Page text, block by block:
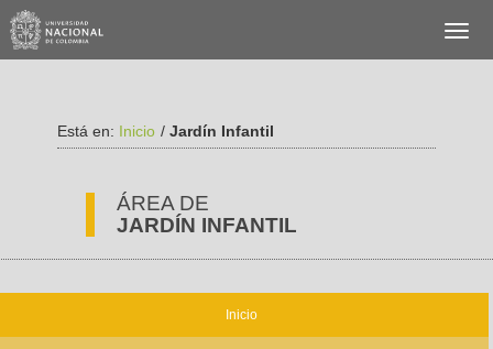
Está en: Inicio / Jardín Infantil
ÁREA DE
JARDÍN INFANTIL
Inicio